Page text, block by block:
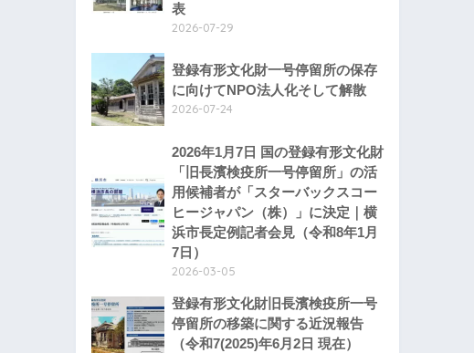
表
2026-07-29
登録有形文化財一号停留所の保存
に向けてNPO法人化そして解散
2026-07-24
2026年1月7日 国の登録有形文化財
「旧長濱検疫所一号停留所」の活
用候補者が「スターバックスコー
ヒージャパン（株）」に決定｜横
浜市長定例記者会見（令和8年1月
7日）
2026-03-05
登録有形文化財旧長濱検疫所一号
停留所の移築に関する近況報告
（令和7(2025)年6月2日 現在）